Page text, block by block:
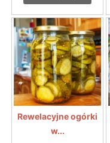
Rewelacyjne ogórki
w...